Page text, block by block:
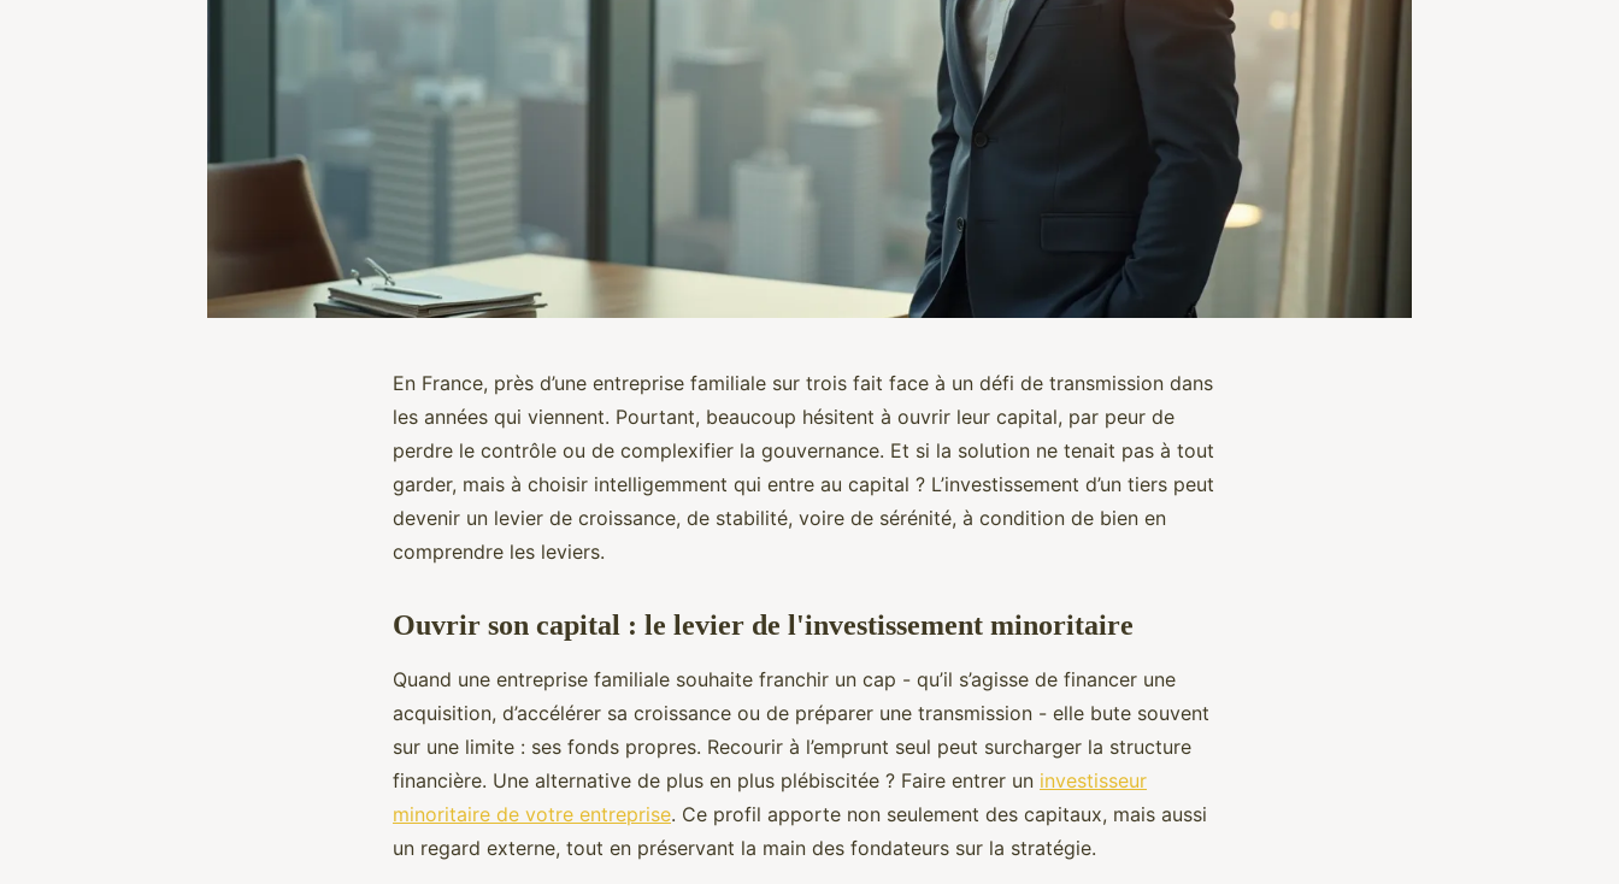
En France, près d’une entreprise familiale sur trois fait face à un défi de transmission dans
les années qui viennent. Pourtant, beaucoup hésitent à ouvrir leur capital, par peur de
perdre le contrôle ou de complexifier la gouvernance. Et si la solution ne tenait pas à tout
garder, mais à choisir intelligemment qui entre au capital ? L’investissement d’un tiers peut
devenir un levier de croissance, de stabilité, voire de sérénité, à condition de bien en
comprendre les leviers.
Ouvrir son capital : le levier de l'investissement minoritaire
Quand une entreprise familiale souhaite franchir un cap - qu’il s’agisse de financer une
acquisition, d’accélérer sa croissance ou de préparer une transmission - elle bute souvent
sur une limite : ses fonds propres. Recourir à l’emprunt seul peut surcharger la structure
financière. Une alternative de plus en plus plébiscitée ? Faire entrer un investisseur
minoritaire de votre entreprise. Ce profil apporte non seulement des capitaux, mais aussi
un regard externe, tout en préservant la main des fondateurs sur la stratégie.